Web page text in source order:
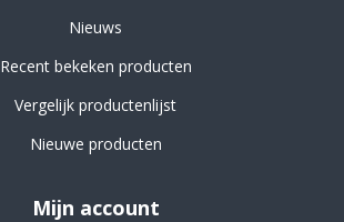
Nieuws
Recent bekeken producten
Vergelijk productenlijst
Nieuwe producten
Mijn account